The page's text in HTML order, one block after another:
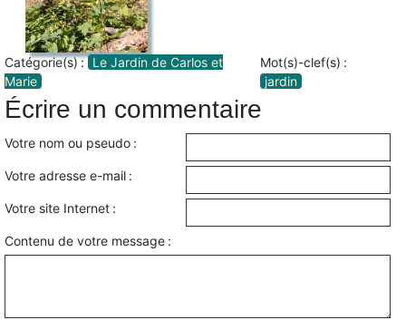
Catégorie(s) : Le Jardin de Carlos et
Marie
Mot(s)-clef(s) :
jardin
Écrire un commentaire
Votre nom ou pseudo :
Votre adresse e-mail :
Votre site Internet :
Contenu de votre message :